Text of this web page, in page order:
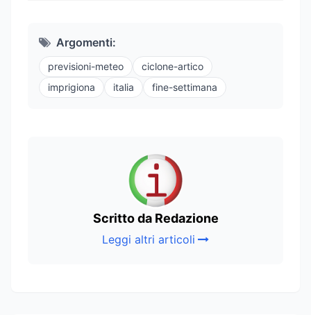
Argomenti:
previsioni-meteo
ciclone-artico
imprigiona
italia fine-settimana
Scritto da Redazione
Leggi altri articoli